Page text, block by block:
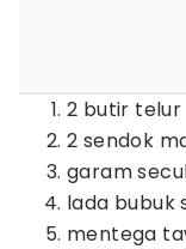
2 butir telur
2 sendok
garam
lada bubuk
mentega